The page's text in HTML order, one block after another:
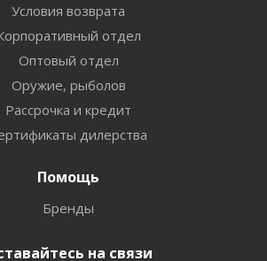
Условия возврата
отдел
Оптовый отдел
Оружие, рыболов
Рассрочка и кредит
дилерства
Помощь
Бренды
на связи